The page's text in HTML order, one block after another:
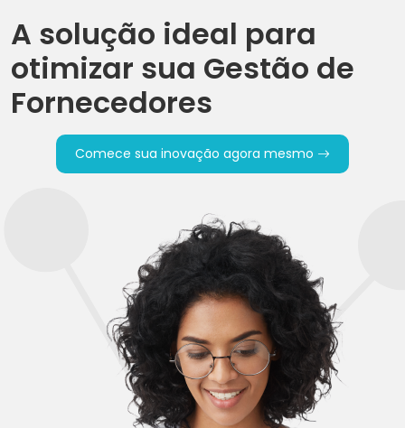
A solução ideal para
otimizar sua Gestão de
Fornecedores
Comece sua inovação agora mesmo